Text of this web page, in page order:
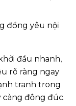
đồng yêu nội
đầu nhanh,
rõ ràng ngay
tranh trong
đông đúc.